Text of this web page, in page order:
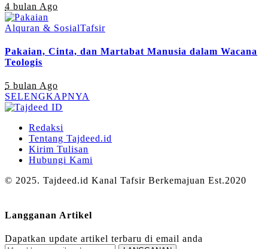
4 bulan Ago
Alquran & SosialTafsir
Pakaian, Cinta, dan Martabat Manusia dalam Wacana
Teologis
5 bulan Ago
SELENGKAPNYA
Redaksi
Tentang Tajdeed.id
Kirim Tulisan
Hubungi Kami
© 2025. Tajdeed.id Kanal Tafsir Berkemajuan Est.2020
Langganan Artikel
Dapatkan update artikel terbaru di email anda